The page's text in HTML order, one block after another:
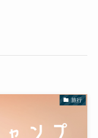
旅行